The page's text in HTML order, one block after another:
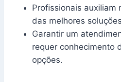
Profissionais auxiliam
das melhores
Garantir um
requer conhecimento
opções.